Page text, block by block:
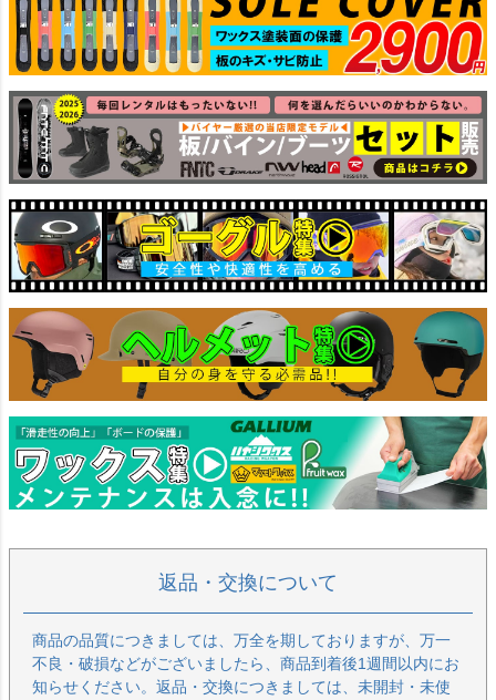
返品・交換について
商品の品質につきましては、万全を期しておりますが、万一
不良・破損などがございましたら、商品到着後1週間以内にお
知らせください。返品・交換につきましては、未開封・未使